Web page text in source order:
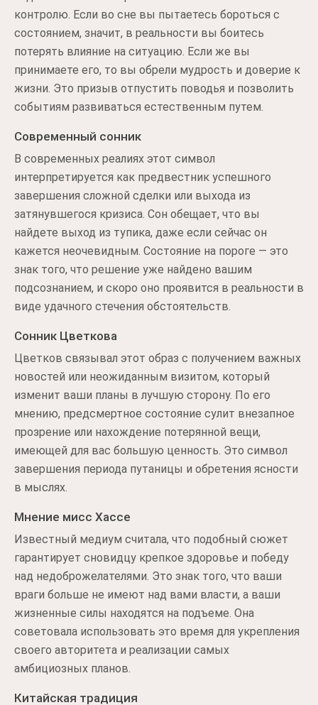
контролю. Если во сне вы пытаетесь бороться с
состоянием, значит, в реальности вы боитесь
потерять влияние на ситуацию. Если же вы
принимаете его, то вы обрели мудрость и доверие к
жизни. Это призыв отпустить поводья и позволить
событиям развиваться естественным путем.
Современный сонник
В современных реалиях этот символ
интерпретируется как предвестник успешного
завершения сложной сделки или выхода из
затянувшегося кризиса. Сон обещает, что вы
найдете выход из тупика, даже если сейчас он
кажется неочевидным. Состояние на пороге — это
знак того, что решение уже найдено вашим
подсознанием, и скоро оно проявится в реальности в
виде удачного стечения обстоятельств.
Сонник Цветкова
Цветков связывал этот образ с получением важных
новостей или неожиданным визитом, который
изменит ваши планы в лучшую сторону. По его
мнению, предсмертное состояние сулит внезапное
прозрение или нахождение потерянной вещи,
имеющей для вас большую ценность. Это символ
завершения периода путаницы и обретения ясности
в мыслях.
Мнение мисс Хассе
Известный медиум считала, что подобный сюжет
гарантирует сновидцу крепкое здоровье и победу
над недоброжелателями. Это знак того, что ваши
враги больше не имеют над вами власти, а ваши
жизненные силы находятся на подъеме. Она
советовала использовать это время для укрепления
своего авторитета и реализации самых
амбициозных планов.
Китайская традиция